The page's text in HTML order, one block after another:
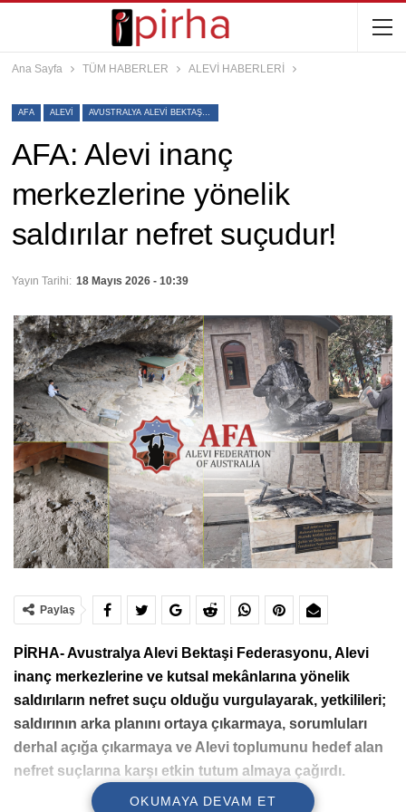
Ana Sayfa TÜM HABERLER ALEVİ HABERLERİ
AFA ALEVI AVUSTRALYA ALEVI BEKTAŞI FEDERASYONU
AFA: Alevi inanç
merkezlerine yönelik
saldırılar nefret suçudur!
Yayın Tarihi: 18 Mayıs 2026 - 10:39
Paylaş
PİRHA- Avustralya Alevi Bektaşi Federasyonu, Alevi
inanç merkezlerine ve kutsal mekânlarına yönelik
saldırıların nefret suçu olduğu vurgulayarak, yetkilileri;
saldırının arka planını ortaya çıkarmaya, sorumluları
derhal açığa çıkarmaya ve Alevi toplumunu hedef alan
nefret suçlarına karşı etkin tutum almaya çağırdı.
OKUMAYA DEVAM ET